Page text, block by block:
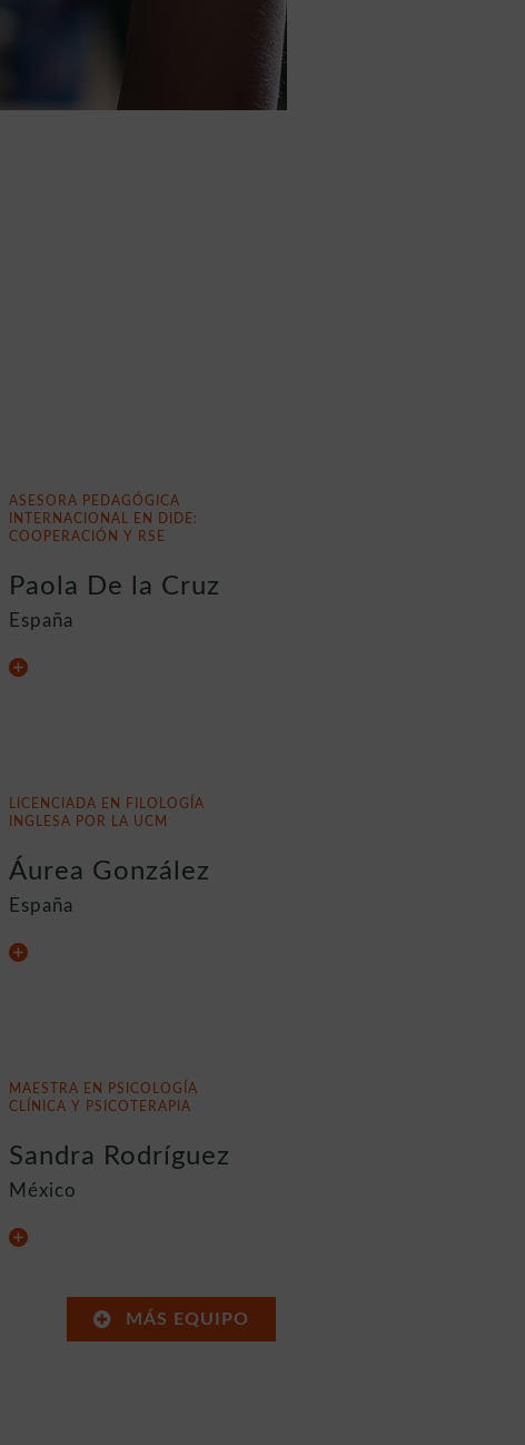
ASESORA PEDAGÓGICA
INTERNACIONAL EN DIDE:
COOPERACIÓN Y RSE
Paola De la Cruz
España
LICENCIADA EN FILOLOGÍA
INGLESA POR LA UCM
Áurea González
España
MAESTRA EN PSICOLOGÍA
CLÍNICA Y PSICOTERAPIA
Sandra Rodríguez
México
MÁS EQUIPO